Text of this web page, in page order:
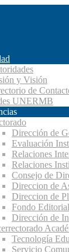
y Visión
de
UNERMB
Dirección de
Evaluación
Relaciones
Relaciones
Consejo de
Direccion de
Direccion de
Fondo Editorial
Dirección de
Tecnología
Servicio